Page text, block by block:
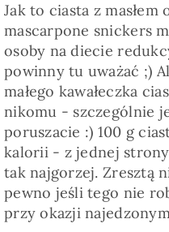
Jak to ciasta z
mascarpone snickers
osoby na diecie
powinny tu uważać ;)
małego kawałeczka
nikomu - szczególnie
poruszacie :) 100 g
kalorii - z jednej
tak najgorzej. Zresztą
pewno jeśli tego nie
przy okazji